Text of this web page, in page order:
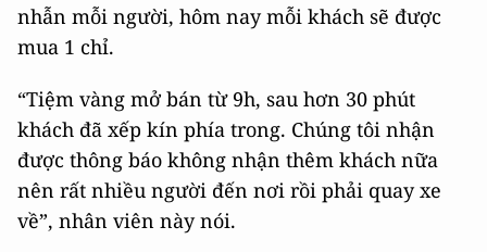
nhẫn mỗi người, hôm nay mỗi khách sẽ được
mua 1 chỉ.
“Tiệm vàng mở bán từ 9h, sau hơn 30 phút
khách đã xếp kín phía trong. Chúng tôi nhận
được thông báo không nhận thêm khách nữa
nên rất nhiều người đến nơi rồi phải quay xe
về”, nhân viên này nói.